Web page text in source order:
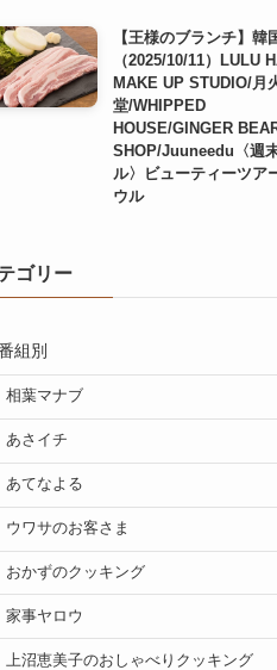
【王様のブランチ】韓
（2025/10/11）LULU
MAKE UP STUDIO/月
堂/WHIPPED
HOUSE/GINGER
SHOP/Juuneedu〈週
ル〉ビューティーツア
ウル
ゴリー
組別
相葉マナブ
あさイチ
あてなよる
ウワサのお客さま
おかずのクッキング
家事ヤロウ
上沼恵美子のおしゃべりクッキング